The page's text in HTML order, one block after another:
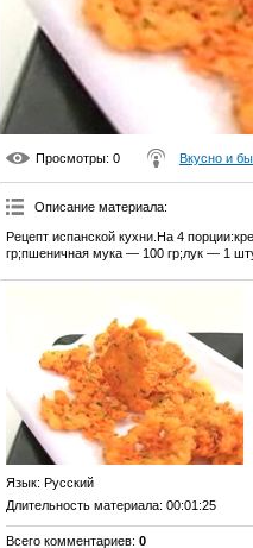
Просмотры: 0 Вкусно и
Описание материала:
Рецепт испанской кухни.На 4
гр;пшеничная мука — 100 гр;лук — 1
Язык: Русский
Длительность материала: 00:01:25
Всего комментариев: 0